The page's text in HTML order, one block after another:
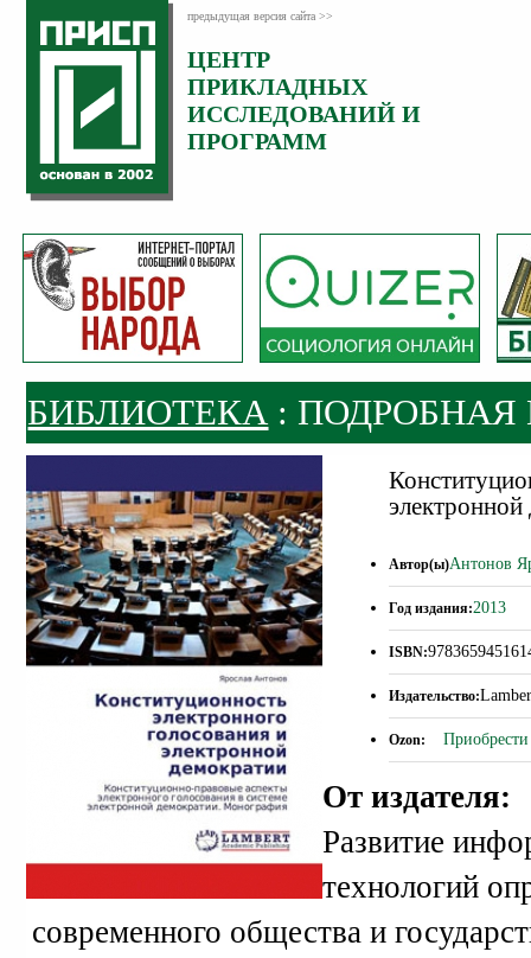
предыдущая версия сайта >>
ЦЕНТР
ПРИКЛАДНЫХ
ИССЛЕДОВАНИЙ И
ПРОГРАММ
БИБЛИОТЕКА:
Автор(ы)Антонов
Год издания:2013
ISBN:
Издательство:
Ozon:
От издателя:
Развитие
технологий
современного общества и